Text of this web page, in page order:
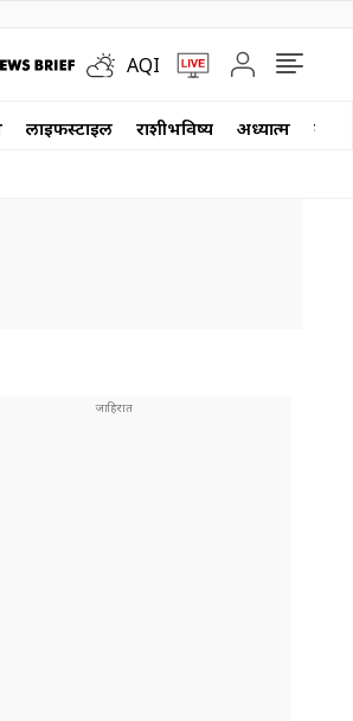
AQI
लाईफस्टाईल राशीभविष्य अध्यात्म वेब